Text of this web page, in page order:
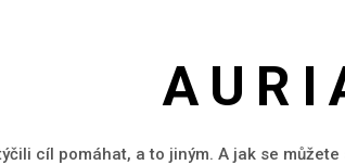
cíl pomáhat, a to jiným. A jak se